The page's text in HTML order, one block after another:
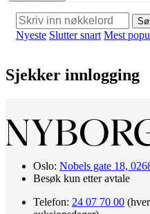
Nyeste Slutter snart Mest
Sjekker innlogging
Oslo: Nobels gate 18,
Besøk kun etter avtale
Telefon: 24 07 70 00